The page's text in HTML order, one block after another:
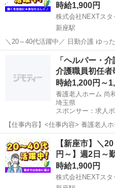
時給1,900円
株式会社NEXTスタ
新座駅
＼20～40代活躍中／ 日勤介護 ゆったりとした雰囲気の特別養護老人
ホーム */* *人気の日勤ワーク* *綺麗な環境で気持ちよく働けます♪* *
合わ...
新座駅 介護
「ヘルパー・
介護職員初任
時給1,200円～
養護老人ホーム 尚
埼玉県
スポンサー：求人
【仕事内容】<仕事内容> 養護老人
される皆さんに、 自立した生活へ
す。 主な仕事は、夕食のサービス
朝食のサービス等々となります。...
アルバイト・パート
【新座市】＼
円～】週2日
時給1,900円
株式会社NEXTスタ